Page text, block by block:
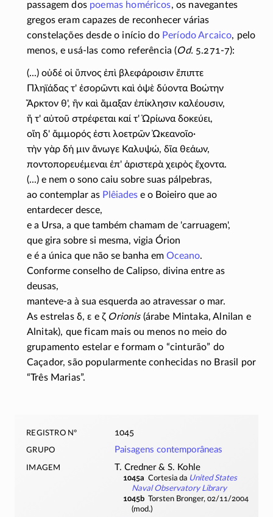
passagem dos poemas homéricos, os navegantes
gregos eram capazes de reconhecer várias
constelações desde o início do Período Arcaico, pelo
menos, e usá-las como referência (Od. 5.271-7):
(...) οὐδέ οἱ ὕπνος ἐπὶ βλεφάροισιν ἔπιπτε
Πληϊάδας τ' ἐσορῶντι καὶ ὀψὲ δύοντα Βοώτην
Ἄρκτον θ', ἣν καὶ ἄμαξαν ἐπίκλησιν καλέουσιν,
ἥ τ' αὐτοῦ στρέφεται καί τ' Ὠρίωνα δοκεύει,
οἴη δ' ἄμμορός ἐστι λοετρῶν Ὠκεανοῖο·
τὴν γὰρ δή μιν ἄνωγε Καλυψώ, δῖα θεάων,
ποντοπορευέμεναι ἐπ' ἀριστερὰ χειρὸς ἔχοντα.
(...) e nem o sono caiu sobre suas pálpebras,
ao contemplar as Plêiades e o Boieiro que ao
entardecer desce,
e a Ursa, a que também chamam de 'carruagem',
que gira sobre si mesma, vigia Órion
e é a única que não se banha em Oceano.
Conforme conselho de Calipso, divina entre as
deusas,
manteve-a à sua esquerda ao atravessar o mar.
As estrelas δ, ε eζ Orionis(árabe Mintaka, Alnilan e
Alnitak), que ficam mais ou menos no meio do
grupamento estelar e formam o “cinturão” do
Caçador, são popularmente conhecidas no Brasil por
“Três Marias”.
registro nº 1045
grupo Paisagens contemporâneas
imagem T. Credner & S. Kohle
1045a Cortesia da United States
Naval Observatory Library
1045bTorsten Bronger, 02/11/2004
(mod.)